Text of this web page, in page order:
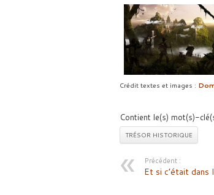
Crédit textes et images :
Contient le(s) mot(s)-
TRÉSOR HISTORIQUE
Précédent :
Et si c’était dans